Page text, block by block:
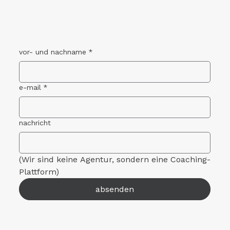
vor- und nachname *
e-mail *
nachricht
(Wir sind keine Agentur, sondern eine Coaching-
Plattform)
absenden